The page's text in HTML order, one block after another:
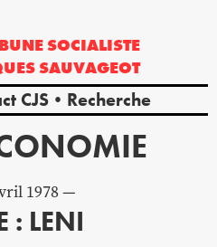
SOCIALISTE
SAUVAGEOT
CJS Recherche
1978
: LENI